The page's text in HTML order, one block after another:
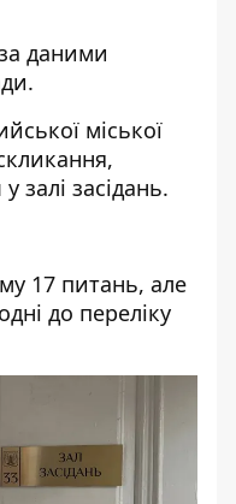
даними
міської
у залі засідань.
17 питань, але
до переліку